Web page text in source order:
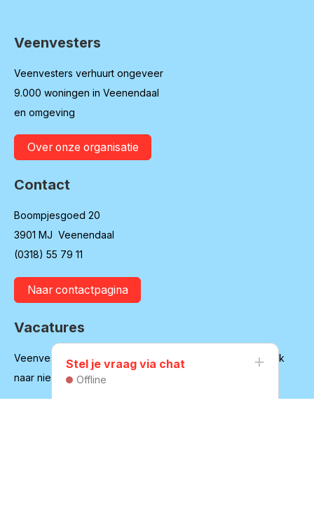
Contactinformatie
Veenvesters
Veenvesters verhuurt ongeveer
9.000 woningen in Veenendaal
en omgeving
Over onze organisatie
Contact
Boompjesgoed 20
3901 MJ Veenendaal
(0318) 55 79 11
Naar contactpagina
Vacatures
Veenvesters blijft in ontwikkeling en is regelmatig op zoek
naar nieuwe medewerkers
Stel je vraag via chat
Offline